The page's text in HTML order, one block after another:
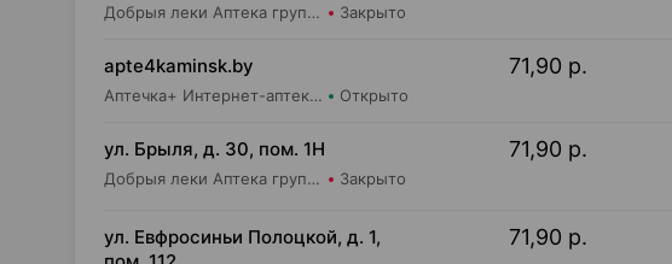
Добрыя леки Аптека групп Центр ООО Аптека №4 Закрыто
apte4kaminsk.by
Аптечка+ Интернет-аптека apte4kaminsk.by Открыто
71,90 р.
ул. Брыля, д. 30, пом. 1Н
Добрыя леки Аптека групп Центр ООО Аптека №25 Закрыто
71,90 р.
ул. Евфросиньи Полоцкой, д. 1,
71,90 р.